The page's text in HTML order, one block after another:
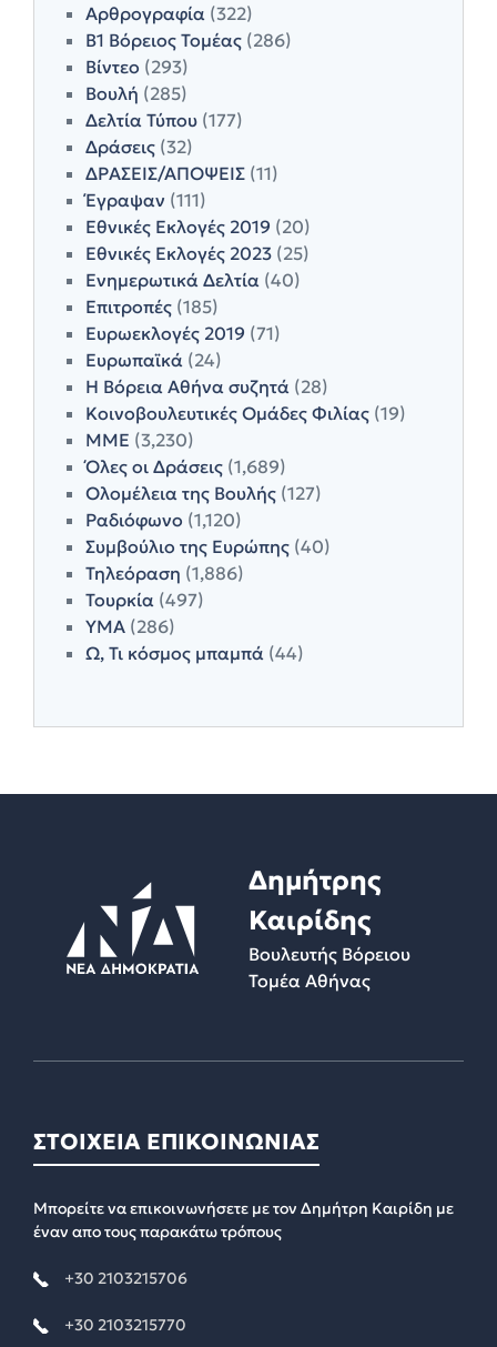
Αρθρογραφία (322)
Β1 Βόρειος Τομέας (286)
Βίντεο (293)
Βουλή (285)
Δελτία Τύπου (177)
Δράσεις (32)
ΔΡΑΣΕΙΣ/ΑΠΟΨΕΙΣ (11)
Έγραψαν (111)
Εθνικές Εκλογές 2019 (20)
Εθνικές Εκλογές 2023 (25)
Ενημερωτικά Δελτία (40)
Επιτροπές (185)
Ευρωεκλογές 2019 (71)
Ευρωπαϊκά (24)
Η Βόρεια Αθήνα συζητά (28)
Κοινοβουλευτικές Ομάδες Φιλίας (19)
ΜΜΕ (3,230)
Όλες οι Δράσεις (1,689)
Ολομέλεια της Βουλής (127)
Ραδιόφωνο (1,120)
Συμβούλιο της Ευρώπης (40)
Τηλεόραση (1,886)
Τουρκία (497)
ΥΜΑ (286)
Ω, Τι κόσμος μπαμπά (44)
Δημήτρης
Καιρίδης
Βουλευτής Βόρειου
Τομέα Αθήνας
ΣΤΟΙΧΕΙΑ ΕΠΙΚΟΙΝΩΝΙΑΣ
Μπορείτε να επικοινωνήσετε με τον Δημήτρη Καιρίδη με
έναν απο τους παρακάτω τρόπους
+30 2103215706
+30 2103215770